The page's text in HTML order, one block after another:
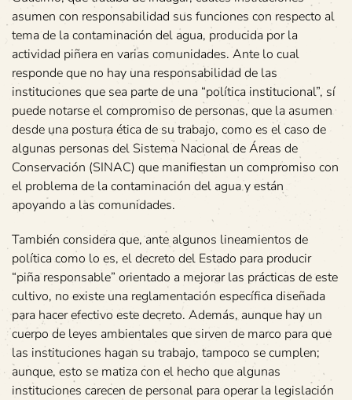
asumen con responsabilidad sus funciones con respecto al
tema de la contaminación del agua, producida por la
actividad piñera en varias comunidades. Ante lo cual
responde que no hay una responsabilidad de las
instituciones que sea parte de una “política institucional”, sí
puede notarse el compromiso de personas, que la asumen
desde una postura ética de su trabajo, como es el caso de
algunas personas del Sistema Nacional de Áreas de
Conservación (SINAC) que manifiestan un compromiso con
el problema de la contaminación del agua y están
apoyando a las comunidades.
También considera que, ante algunos lineamientos de
política como lo es, el decreto del Estado para producir
“piña responsable” orientado a mejorar las prácticas de este
cultivo, no existe una reglamentación específica diseñada
para hacer efectivo este decreto. Además, aunque hay un
cuerpo de leyes ambientales que sirven de marco para que
las instituciones hagan su trabajo, tampoco se cumplen;
aunque, esto se matiza con el hecho que algunas
instituciones carecen de personal para operar la legislación